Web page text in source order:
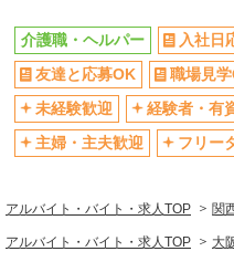
研修制度あり
資格取得支援制度あり
髭（ひげ）OK
同じ職種から求人を探す
介護職・ヘルパー
介護職・ヘルパー 入社日
友達と応募OK
職場見
未経験歓迎
経験者・有
主婦・主夫歓迎
フリー
アルバイト・バイト・求人TOP 関
アルバイト・バイト・求人TOP 大